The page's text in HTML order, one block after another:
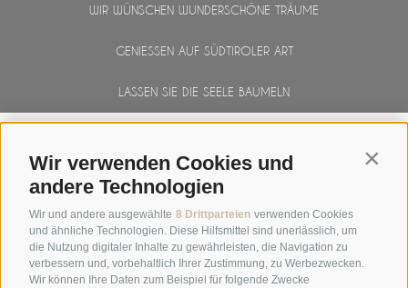
Wir verwenden Cookies und
andere Technologien
Wir und andere ausgewählte 8 Drittparteien verwenden Cookies
und ähnliche Technologien. Diese Hilfsmittel sind unerlässlich, um
die Nutzung digitaler Inhalte zu gewährleisten, die Navigation zu
verbessern und, vorbehaltlich Ihrer Zustimmung, zu Werbezwecken.
Wir können Ihre Daten zum Beispiel für folgende Zwecke
WIR WÜNSCHEN WUNDERSCHÖNE TRÄUME
GENIESSEN AUF SÜDTIROLER ART
LASSEN SIE DIE SEELE BAUMELN
NEWSLETTER